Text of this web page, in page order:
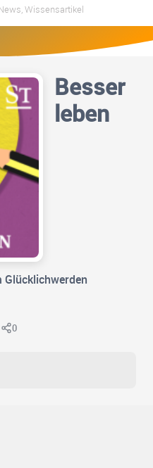
Besser
leben
Glücklichwerden
0